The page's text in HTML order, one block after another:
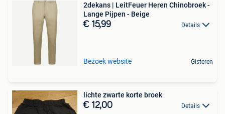
2dekans | LeitFeuer Heren Chinobroek -
Lange Pijpen - Beige
€ 15,99 Details
Bezoek website Gisteren
lichte zwarte korte broek
€ 12,00 Details